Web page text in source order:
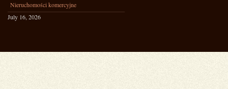
Nieruchomości komercyjne
July 16, 2026